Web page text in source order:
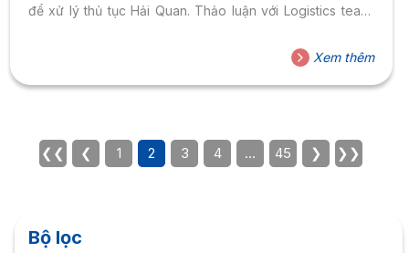
để xử lý thủ tục Hải Quan. Thảo luận với Logistics team,
lập kế hoạch giao nhận. Luôn theo dõi sát để đảm bảo
lịch trình giao nhận. – Quản lý dữ liệu xuất/nhập khẩu của
công ty. Thực hiện sắp xếp, lưu...
Xem thêm
❮❮ ❮ 1 2 3 4 … 45 ❯ ❯❯
Bộ lọc